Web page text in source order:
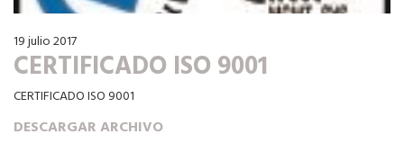
19 julio 2017
CERTIFICADO ISO 9001
CERTIFICADO ISO 9001
DESCARGAR ARCHIVO